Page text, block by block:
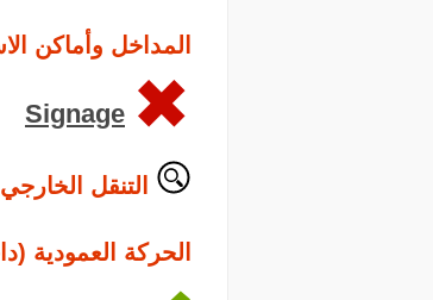
المداخل وأماكن
Signage
التنقل الخارجي
الحركة العمودية